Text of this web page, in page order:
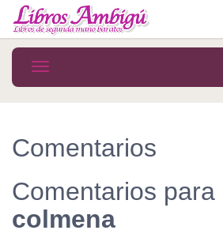
MENÚ PRINCIPAL
Novedades
MATERIAS
Arte
Astrología. Ocultismo
Toggle
navigation
Comentarios
Comentarios para
colmena